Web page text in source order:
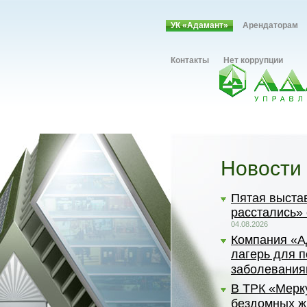
УК «Адамант» Арендаторам
Контакты Нет коррупции
Новости
Пятая
04.08.2026
Компания
лагерь для
В ТРК
бездомных